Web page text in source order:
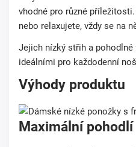
vhodné pro různé
nebo relaxujete, vždy se na
Jejich nízký střih a
ideálními pro každodenní
Výhody produktu
Maximální pohodlí